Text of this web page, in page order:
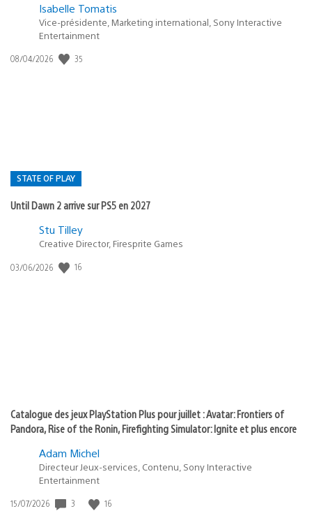
Isabelle Tomatis
Vice-présidente, Marketing international, Sony Interactive
Entertainment
Date
08/04/2026 35
STATE OF PLAY
Until Dawn 2 arrive sur PS5 en 2027
Postée
:
state
Stu Tilley
Creative Director, Firesprite Games
Date
03/06/2026 16
Catalogue des jeux PlayStation Plus pour juillet : Avatar: Frontiers of
Pandora, Rise of the Ronin, Firefighting Simulator: Ignite et plus encore
Adam Michel
Directeur Jeux-services, Contenu, Sony Interactive
Entertainment
Date
15/07/2026 3 16